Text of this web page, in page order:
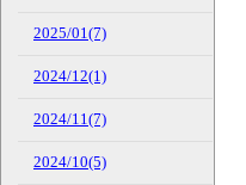
2025/01(7)
2024/12(1)
2024/11(7)
2024/10(5)